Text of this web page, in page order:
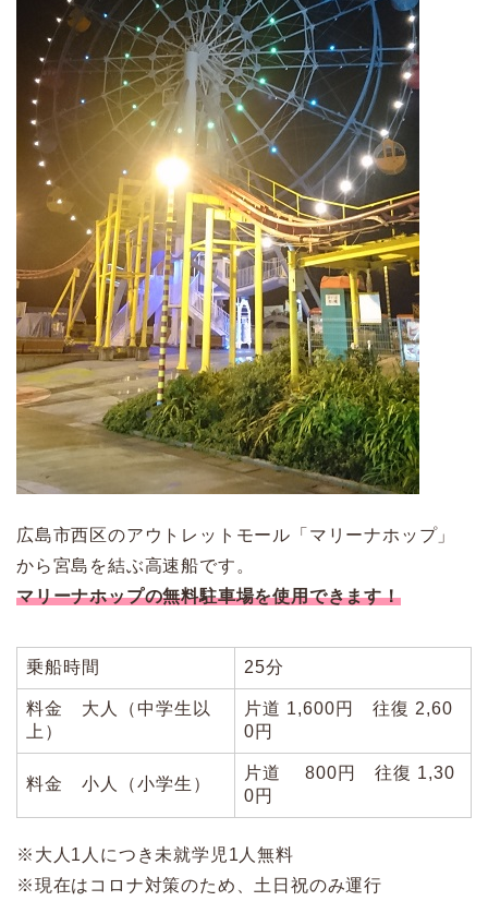
広島市西区のアウトレットモール「マリーナホップ」
から宮島を結ぶ高速船です。
マリーナホップの無料駐車場を使用できます！
乗船時間 25分
料金 大人（中学生以
上）
片道 1,600円 往復 2,60
0円
料金 小人（小学生）
片道 800円 往復 1,30
0円
※大人1人につき未就学児1人無料
※現在はコロナ対策のため、土日祝のみ運行